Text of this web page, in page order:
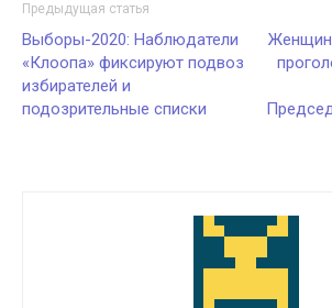
Предыдущая статья
Выборы-2020: Наблюдатели
«Клоопа» фиксируют подвоз
избирателей и
подозрительные списки